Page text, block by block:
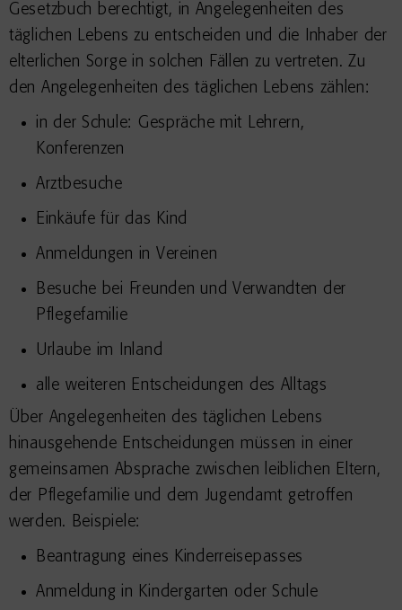
Gesetzbuch berechtigt, in Angelegenheiten des
täglichen Lebens zu entscheiden und die Inhaber der
elterlichen Sorge in solchen Fällen zu vertreten. Zu
den Angelegenheiten des täglichen Lebens zählen:
in der Schule: Gespräche mit Lehrern,
Konferenzen
Arztbesuche
Einkäufe für das Kind
Anmeldungen in Vereinen
Besuche bei Freunden und Verwandten der
Pflegefamilie
Urlaube im Inland
alle weiteren Entscheidungen des Alltags
Über Angelegenheiten des täglichen Lebens
hinausgehende Entscheidungen müssen in einer
gemeinsamen Absprache zwischen leiblichen Eltern,
der Pflegefamilie und dem Jugendamt getroffen
werden. Beispiele:
Beantragung eines Kinderreisepasses
Anmeldung in Kindergarten oder Schule